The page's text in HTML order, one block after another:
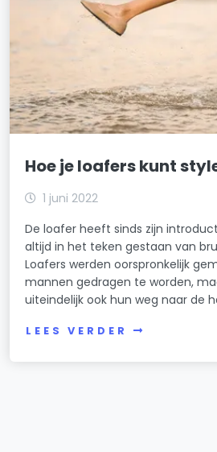
Hoe je loafers kunt
1 juni 2022
De loafer heeft sinds zijn
altijd in het teken gestaan van
Loafers werden oorspronkelijk
mannen gedragen te worden,
uiteindelijk ook hun weg naar de
LEES VERDER